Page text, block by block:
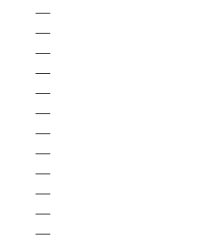
—
—
—
—
—
—
—
—
—
—
—
—